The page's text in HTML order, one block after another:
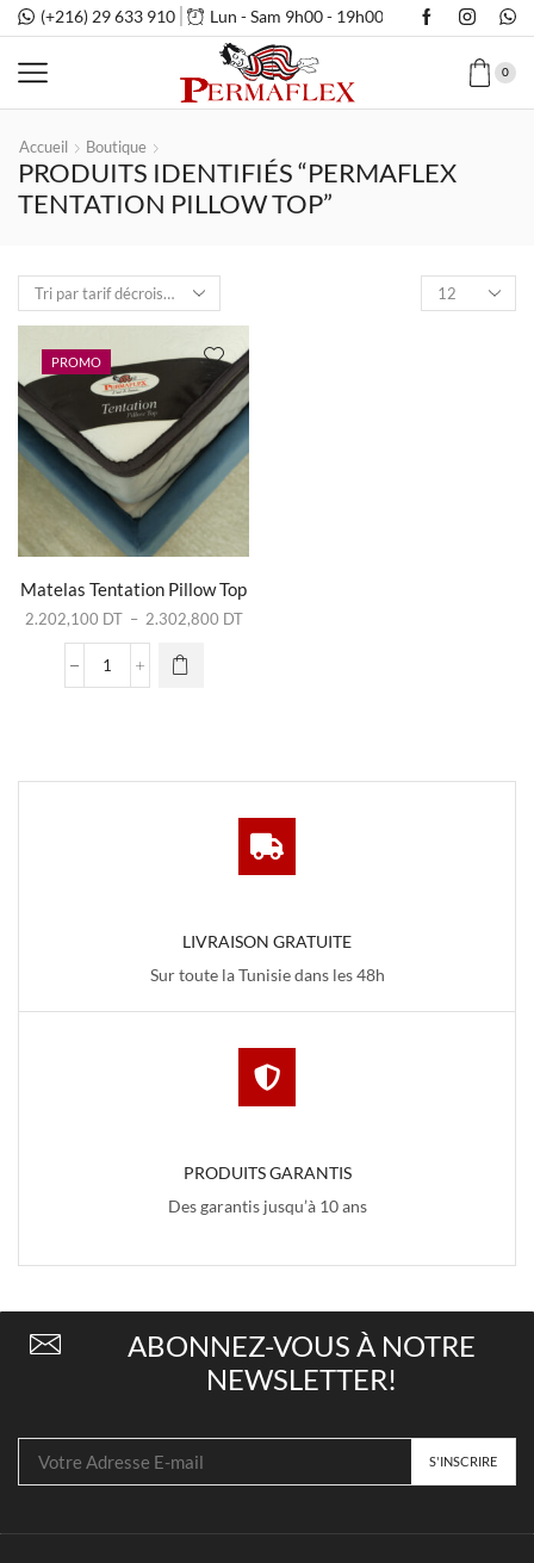
(+216) 29 633 910 Lun - Sam 9h00 - 19h00
0
Accueil Boutique
PRODUITS IDENTIFIÉS “PERMAFLEX
TENTATION PILLOW TOP”
Nombre
de
PROMO
Matelas Tentation Pillow Top
2.202,100 DT – 2.302,800 DTPlage
quantité
Top
Ce produit
a
plusieurs
Les
peuvent
produit
LIVRAISON GRATUITE
Sur toute la Tunisie dans les 48h
PRODUITS GARANTIS
Des garantis jusqu’à 10 ans
ABONNEZ-VOUS À NOTRE
NEWSLETTER!